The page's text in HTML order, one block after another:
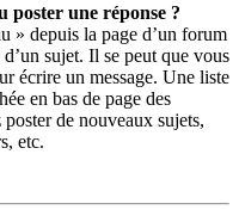
poster une réponse ?
» depuis la page d’un forum
sujet. Il se peut que vous
écrire un message. Une liste
en bas de page des
poster de nouveaux sujets,
etc.